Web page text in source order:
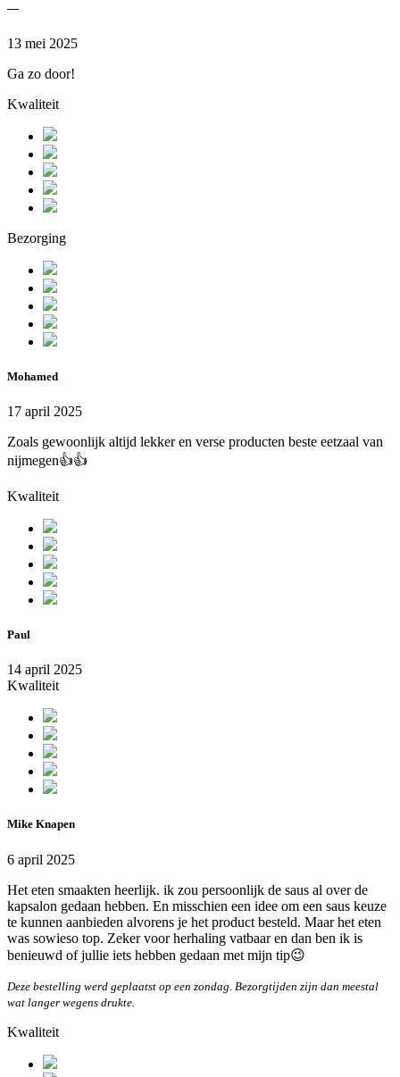
—
13 mei 2025
Ga zo door!
Kwaliteit
Bezorging
Mohamed
17 april 2025
Zoals gewoonlijk altijd lekker en verse producten beste eetzaal van
nijmegen👍👍
Kwaliteit
Paul
14 april 2025
Kwaliteit
Mike Knapen
6 april 2025
Het eten smaakten heerlijk. ik zou persoonlijk de saus al over de
kapsalon gedaan hebben. En misschien een idee om een saus keuze
te kunnen aanbieden alvorens je het product besteld. Maar het eten
was sowieso top. Zeker voor herhaling vatbaar en dan ben ik is
benieuwd of jullie iets hebben gedaan met mijn tip😉
Deze bestelling werd geplaatst op een zondag. Bezorgtijden zijn dan meestal
wat langer wegens drukte.
Kwaliteit